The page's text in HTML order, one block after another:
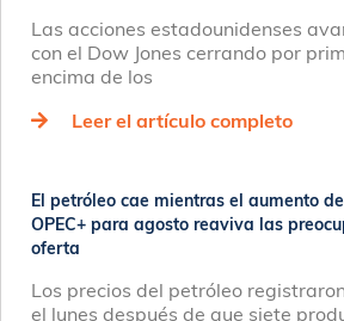
Las acciones estadounidenses
con el Dow Jones cerrando por
encima de los
Leer el artículo completo
El petróleo cae mientras el aumento
OPEC+ para agosto reaviva las
oferta
Los precios del petróleo
el lunes después de que siete